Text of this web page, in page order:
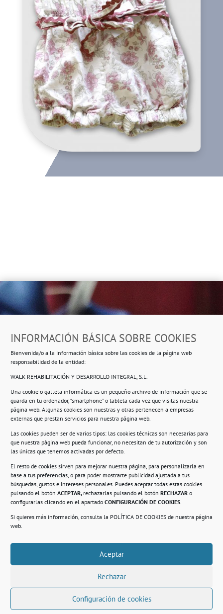
INFORMACIÓN BÁSICA SOBRE COOKIES
Bienvenida/o a la información básica sobre las cookies de la página web
responsabilidad de la entidad:
WALK REHABILITACIÓN Y DESARROLLO INTEGRAL, S.L.
Una cookie o galleta informática es un pequeño archivo de información que se
guarda en tu ordenador, “smartphone” o tableta cada vez que visitas nuestra
página web. Algunas cookies son nuestras y otras pertenecen a empresas
externas que prestan servicios para nuestra página web.
Las cookies pueden ser de varios tipos: las cookies técnicas son necesarias para
que nuestra página web pueda funcionar, no necesitan de tu autorización y son
las únicas que tenemos activadas por defecto.
El resto de cookies sirven para mejorar nuestra página, para personalizarla en
base a tus preferencias, o para poder mostrarte publicidad ajustada a tus
búsquedas, gustos e intereses personales. Puedes aceptar todas estas cookies
pulsando el botón ACEPTAR, rechazarlas pulsando el botón RECHAZAR o
configurarlas clicando en el apartado CONFIGURACIÓN DE COOKIES.
Si quieres más información, consulta la POLÍTICA DE COOKIES de nuestra página
web.
Aceptar
Rechazar
Configuración de cookies
Ropero Solidario de Usera
Beasáin 25-33posterior, local 3 – 28041 Madrid
Información
Compromiso con la protección de datos
Política de Cookies.
© 2021. Realizado en el Centro de Rehabilitación